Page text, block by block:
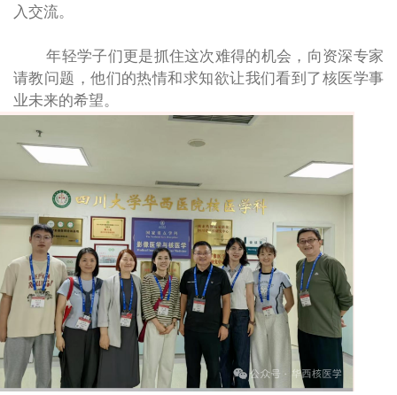
入交流。
年轻学子们更是抓住这次难得的机会，向资深专家
请教问题，他们的热情和求知欲让我们看到了核医学事
业未来的希望。